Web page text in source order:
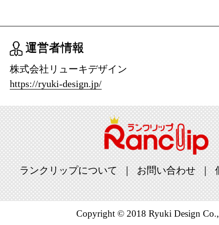
運営者情報
株式会社リューキデザイン
https://ryuki-design.jp/
ランクリップについて お問い合わせ
Copyright © 2018 Ryuki Design